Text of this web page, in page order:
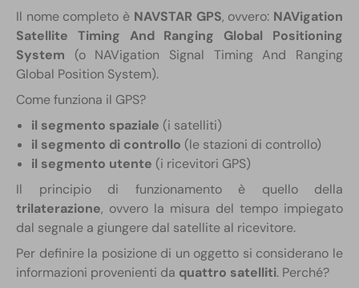
Il nome completo è NAVSTAR GPS, ovvero: NAVigation
Satellite Timing And Ranging Global Positioning
System (o NAVigation Signal Timing And Ranging
Global Position System).
Come funziona il GPS?
il segmento spaziale (i satelliti)
il segmento di controllo (le stazioni di controllo)
il segmento utente (i ricevitori GPS)
Il principio di funzionamento è quello della
trilaterazione, ovvero la misura del tempo impiegato
dal segnale a giungere dal satellite al ricevitore.
Per definire la posizione di un oggetto si considerano le
informazioni provenienti da quattro satelliti. Perché?